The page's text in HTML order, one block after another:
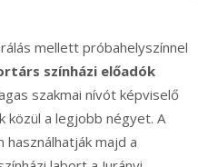
mellett próbahelyszínnel
színházi előadók
szakmai nívót képviselő
közül a legjobb négyet. A
majd a